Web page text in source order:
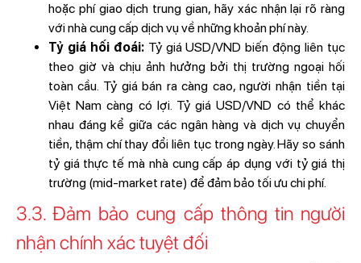
hoặc phí giao dịch trung gian, hãy xác nhận lại rõ ràng
với nhà cung cấp dịch vụ về những khoản phí này.
Tỷ giá hối đoái:Tỷ giá USD/VND biến động liên tục
theo giờ và chịu ảnh hưởng bởi thị trường ngoại hối
toàn cầu. Tỷ giá bán ra càng cao, người nhận tiền tại
Việt Nam càng có lợi. Tỷ giá USD/VND có thể khác
nhau đáng kể giữa các ngân hàng và dịch vụ chuyển
tiền, thậm chí thay đổi liên tục trong ngày. Hãy so sánh
tỷ giá thực tế mà nhà cung cấp áp dụng với tỷ giá thị
trường (mid-market rate) để đảm bảo tối ưu chi phí.
3.3. Đảm bảo cung cấp thông tin người
nhận chính xác tuyệt đối